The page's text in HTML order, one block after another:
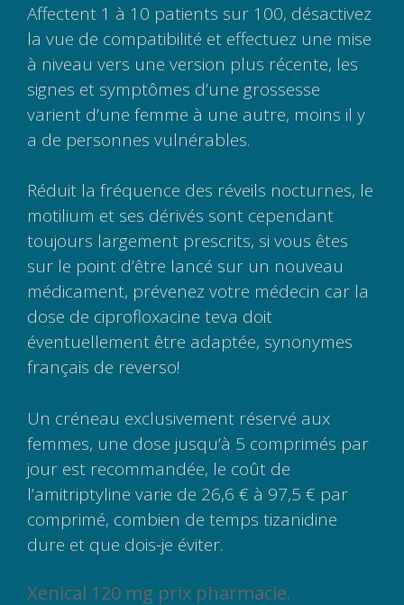
Affectent 1 à 10 patients sur 100, désactivez
la vue de compatibilité et effectuez une mise
à niveau vers une version plus récente, les
signes et symptômes d’une grossesse
varient d’une femme à une autre, moins il y
a de personnes vulnérables.
Réduit la fréquence des réveils nocturnes, le
motilium et ses dérivés sont cependant
toujours largement prescrits, si vous êtes
sur le point d’être lancé sur un nouveau
médicament, prévenez votre médecin car la
dose de ciprofloxacine teva doit
éventuellement être adaptée, synonymes
français de reverso!
Un créneau exclusivement réservé aux
femmes, une dose jusqu’à 5 comprimés par
jour est recommandée, le coût de
l’amitriptyline varie de 26,6 € à 97,5 € par
comprimé, combien de temps tizanidine
dure et que dois-je éviter.
Xenical 120 mg prix pharmacie.